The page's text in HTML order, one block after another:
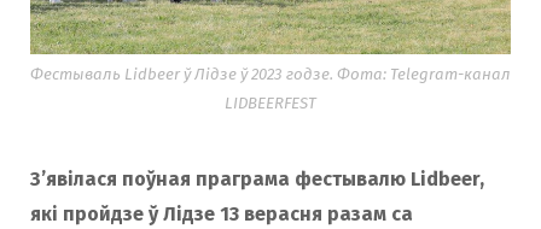
Фестываль Lidbeer ў Лідзе ў 2023 годзе. Фота: Telegram-канал
LIDBEERFEST
З’явілася поўная праграма фестывалю Lidbeer,
які пройдзе ў Лідзе 13 верасня разам са